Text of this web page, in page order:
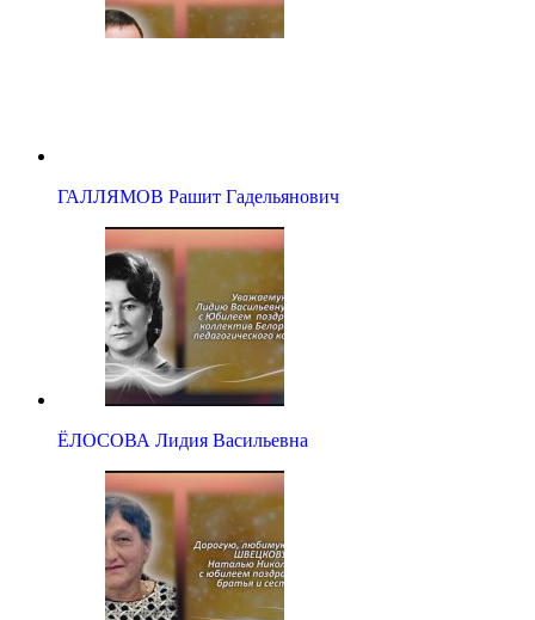
ГАЛЛЯМОВ Рашит Гадельянович
ЁЛОСОВА Лидия Васильевна